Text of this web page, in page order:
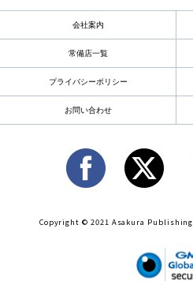
会社案内
常備店一覧
プライバシーポリシー
お問い合わせ
Copyright © 2021 Asakura